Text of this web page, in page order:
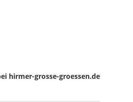
hirmer-grosse-groessen.de